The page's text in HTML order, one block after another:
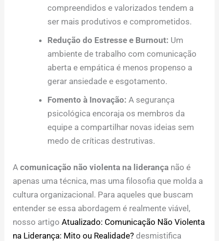
compreendidos e valorizados tendem a
ser mais produtivos e comprometidos.
Redução do Estresse e Burnout: Um
ambiente de trabalho com comunicação
aberta e empática é menos propenso a
gerar ansiedade e esgotamento.
Fomento à Inovação: A segurança
psicológica encoraja os membros da
equipe a compartilhar novas ideias sem
medo de críticas destrutivas.
Acomunicação não violenta na liderança não é
apenas uma técnica, mas uma filosofia que molda a
cultura organizacional. Para aqueles que buscam
entender se essa abordagem é realmente viável,
nosso artigoAtualizado: Comunicação Não Violenta
na Liderança: Mito ou Realidade? desmistifica